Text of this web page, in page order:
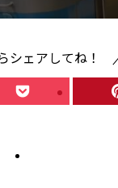
シェアしてね！